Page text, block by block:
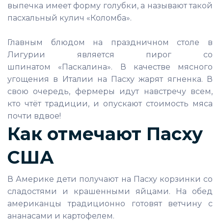
выпечка имеет форму голубки, а называют такой
пасхальный кулич «Коломба».
Главным блюдом на праздничном столе в
Лигурии является пирог со
шпинатом «Паскалина». В качестве мясного
угощения в Италии на Пасху жарят ягненка. В
свою очередь, фермеры идут навстречу всем,
кто чтёт традиции, и опускают стоимость мяса
почти вдвое!
Как отмечают Пасху
США
В Америке дети получают на Пасху корзинки со
сладостями и крашенными яйцами. На обед
американцы традиционно готовят ветчину с
ананасами и картофелем.